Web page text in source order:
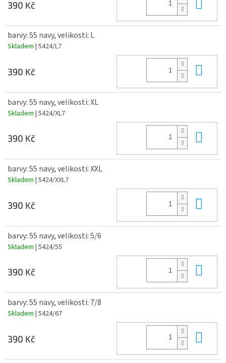
390 Kč
barvy: 55 navy, velikosti: L
Skladem | 5424/L7
390 Kč
barvy: 55 navy, velikosti: XL
Skladem | 5424/XL7
390 Kč
barvy: 55 navy, velikosti: XXL
Skladem | 5424/XXL7
390 Kč
barvy: 55 navy, velikosti: 5/6
Skladem | 5424/55
390 Kč
barvy: 55 navy, velikosti: 7/8
Skladem | 5424/67
390 Kč